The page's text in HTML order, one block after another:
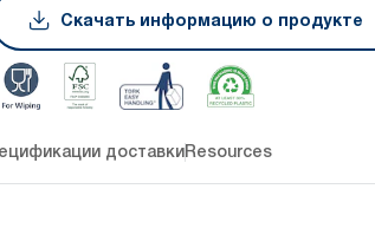
Скачать информацию о продукте
доставкиResources